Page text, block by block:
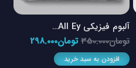
آلبوم فیزیکی All Ey…
تومان350.000قیمت
اصلی
تومان298.000قیمت
افزودن به سبد خرید